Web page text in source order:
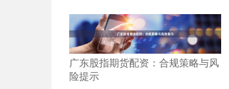
广东股指期货配资：合规策略与风
险提示